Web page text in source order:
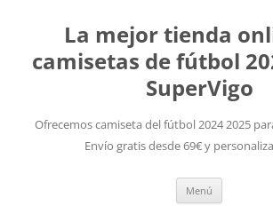
La mejor tienda
camisetas de fútbol
SuperVigo
Ofrecemos camiseta del fútbol 2024 2025
Envío gratis desde 69€ y
Menú